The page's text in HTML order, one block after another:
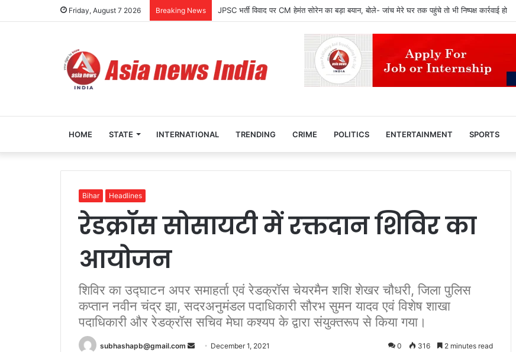
Friday, August 7 2026 Breaking News झारखंड में वोटर लिस्ट का विशेष पुनरीक्षण पूरा, 43.61 लाख नाम हटे; 7 अक्टूबर को जारी होगी अंतिम सूची
HOME STATE INTERNATIONAL TRENDING CRIME POLITICS ENTERTAINMENT SPORTS
Bihar Headlines
रेडक्रॉस सोसायटी में रक्तदान शिविर का
आयोजन
शिविर का उद्घाटन अपर समाहर्ता एवं रेडक्रॉस चेयरमैन शशि शेखर चौधरी, जिला पुलिस
कप्तान नवीन चंद्र झा, सदरअनुमंडल पदाधिकारी सौरभ सुमन यादव एवं विशेष शाखा
पदाधिकारी और रेडक्रॉस सचिव मेघा कश्यप के द्वारा संयुक्तरूप से किया गया।
subhashapb@gmail.com
Send December 1, 2021 0 316 2 minutes read